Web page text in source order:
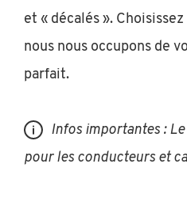
et « décalés ».
nous nous occupons de
parfait.
Infos importantes :
pour les conducteurs et